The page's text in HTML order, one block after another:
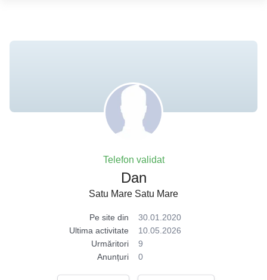
Telefon validat
Dan
Satu Mare Satu Mare
Pe site din
30.01.2020
Ultima activitate
10.05.2026
Urmăritori
9
Anunțuri
0